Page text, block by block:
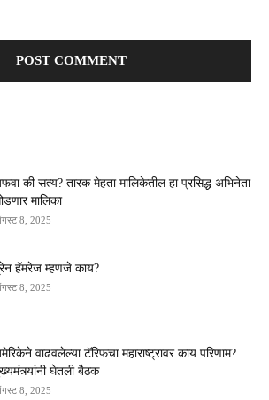
की सत्य? तारक मेहता मालिकेतील हा प्रसिद्ध अभिनेता
मालिका
8, 2025
हॅमरेज म्हणजे काय?
8, 2025
वाढवलेल्या टॅरिफचा महाराष्ट्रावर काय परिणाम?
घेतली बैठक
8, 2025